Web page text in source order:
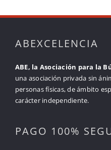
ABEXCELENCIA
ABE, la Asociación para la
una asociación privada sin
personas físicas, de ámbito
carácter independiente.
PAGO 100%